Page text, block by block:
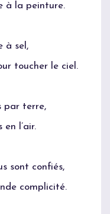
à la peinture.
à sel,
toucher le ciel.
par terre,
l’air.
sont confiés,
complicité.